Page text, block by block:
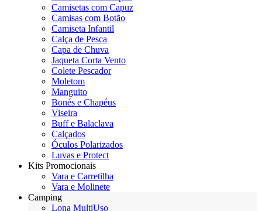
Camisetas com Capuz
Camisas com Botão
Camiseta Infantil
Calça de Pesca
Capa de Chuva
Jaqueta Corta Vento
Colete Pescador
Moletom
Manguito
Bonés e Chapéus
Viseira
Buff e Balaclava
Calçados
Óculos Polarizados
Luvas e Protect
Kits Promocionais
Vara e Carretilha
Vara e Molinete
Camping
Lona MultiUso